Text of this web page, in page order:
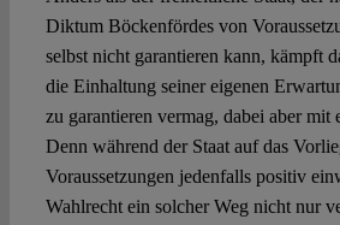
Diktum Böckenfördes von
selbst nicht garantieren kann, kämpft
die Einhaltung seiner eigenen
zu garantieren vermag, dabei aber mit
Denn während der Staat auf das
Voraussetzungen jedenfalls positiv
Wahlrecht ein solcher Weg nicht nur